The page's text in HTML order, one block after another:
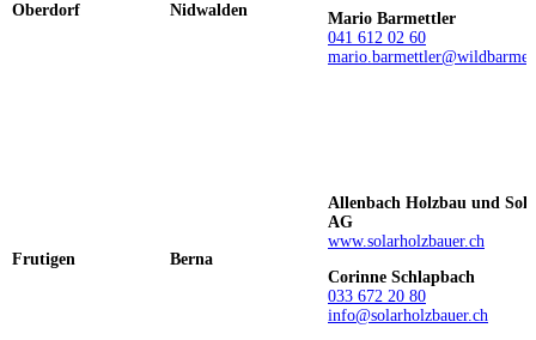
Oberdorf Nidwalden
Mario Barmettler
041 612 02 60
Frutigen Berna
Allenbach Holzbau und
AG
www.solarholzbauer.ch
Corinne Schlapbach
033 672 20 80
info@solarholzbauer.ch